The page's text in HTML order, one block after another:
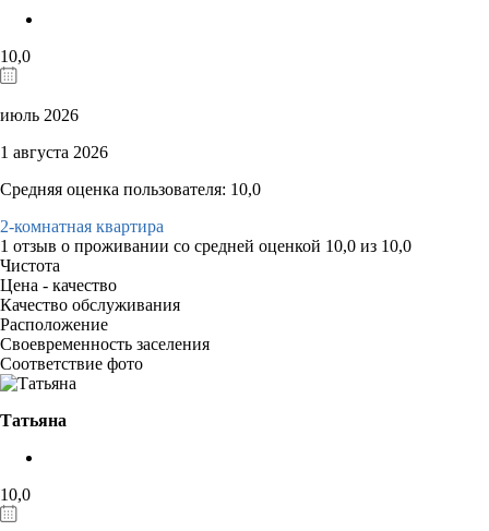
10,0
июль 2026
1 августа 2026
Средняя оценка пользователя: 10,0
2-комнатная квартира
1 отзыв о проживании со средней оценкой 10,0 из 10,0
Чистота
Цена - качество
Качество обслуживания
Расположение
Своевременность заселения
Соответствие фото
Татьяна
10,0